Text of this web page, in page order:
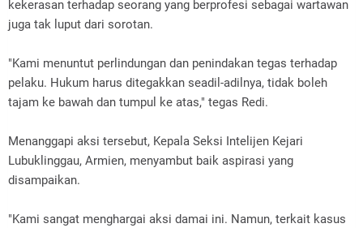
kekerasan terhadap seorang yang berprofesi sebagai wartawan
juga tak luput dari sorotan.
"Kami menuntut perlindungan dan penindakan tegas terhadap
pelaku. Hukum harus ditegakkan seadil-adilnya, tidak boleh
tajam ke bawah dan tumpul ke atas," tegas Redi.
Menanggapi aksi tersebut, Kepala Seksi Intelijen Kejari
Lubuklinggau, Armien, menyambut baik aspirasi yang
disampaikan.
"Kami sangat menghargai aksi damai ini. Namun, terkait kasus